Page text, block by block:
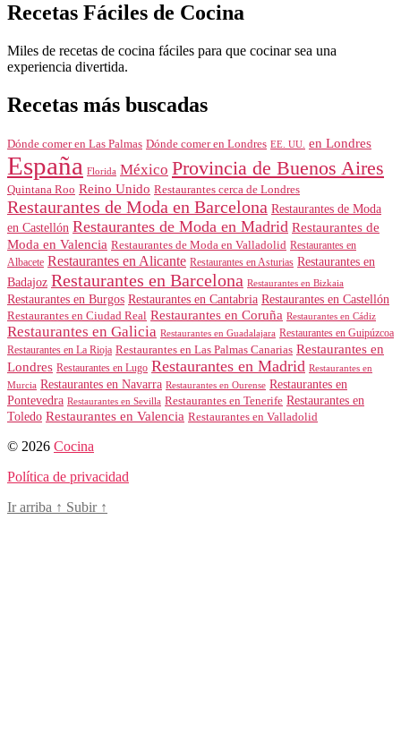
Recetas Fáciles de Cocina
Miles de recetas de cocina fáciles para que cocinar sea una
experiencia divertida.
Recetas más buscadas
Dónde comer en Las Palmas Dónde comer en Londres EE. UU. en Londres
España Florida México Provincia de Buenos Aires
Quintana Roo Reino Unido Restaurantes cerca de Londres
Restaurantes de Moda en Barcelona Restaurantes de Moda
en Castellón Restaurantes de Moda en Madrid Restaurantes de
Moda en Valencia Restaurantes de Moda en Valladolid Restaurantes en
Albacete Restaurantes en Alicante Restaurantes en Asturias Restaurantes en
Badajoz Restaurantes en Barcelona Restaurantes en Bizkaia
Restaurantes en Burgos Restaurantes en Cantabria Restaurantes en Castellón
Restaurantes en Ciudad Real Restaurantes en Coruña Restaurantes en Cádiz
Restaurantes en Galicia Restaurantes en Guadalajara Restaurantes en Guipúzcoa
Restaurantes en La Rioja Restaurantes en Las Palmas Canarias Restaurantes en
Londres Restaurantes en Lugo Restaurantes en Madrid Restaurantes en
Murcia Restaurantes en Navarra Restaurantes en Ourense Restaurantes en
Pontevedra Restaurantes en Sevilla Restaurantes en Tenerife Restaurantes en
Toledo Restaurantes en Valencia Restaurantes en Valladolid
© 2026 Cocina
Política de privacidad
Ir arriba ↑ Subir ↑